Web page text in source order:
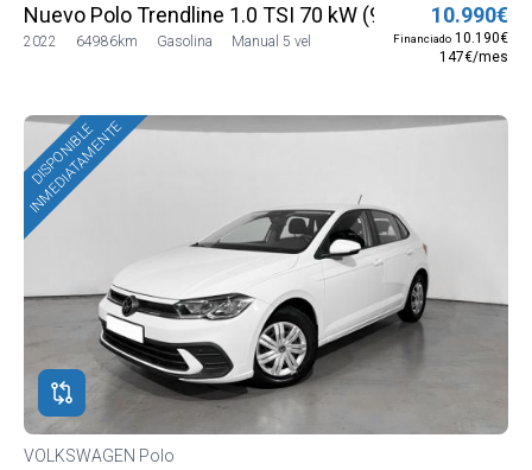
Nuevo Polo Trendline 1.0 TSI 70 kW (95 CV) SG5
2022 64986km Gasolina Manual 5 vel
10.990€
Financiado 10.190€
147€/mes
DISPONIBLE
INMEDIATAMENTE
VOLKSWAGEN Polo